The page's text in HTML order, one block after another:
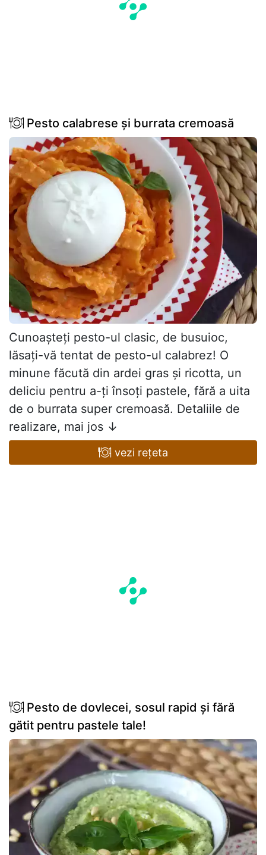
Pesto calabrese și burrata cremoasă
Cunoașteți pesto-ul clasic, de busuioc,
lăsați-vă tentat de pesto-ul calabrez! O
minune făcută din ardei gras și ricotta, un
deliciu pentru a-ți însoți pastele, fără a uita
de o burrata super cremoasă. Detaliile de
realizare, mai jos ↓
vezi rețeta
Pesto de dovlecei, sosul rapid și fără
gătit pentru pastele tale!